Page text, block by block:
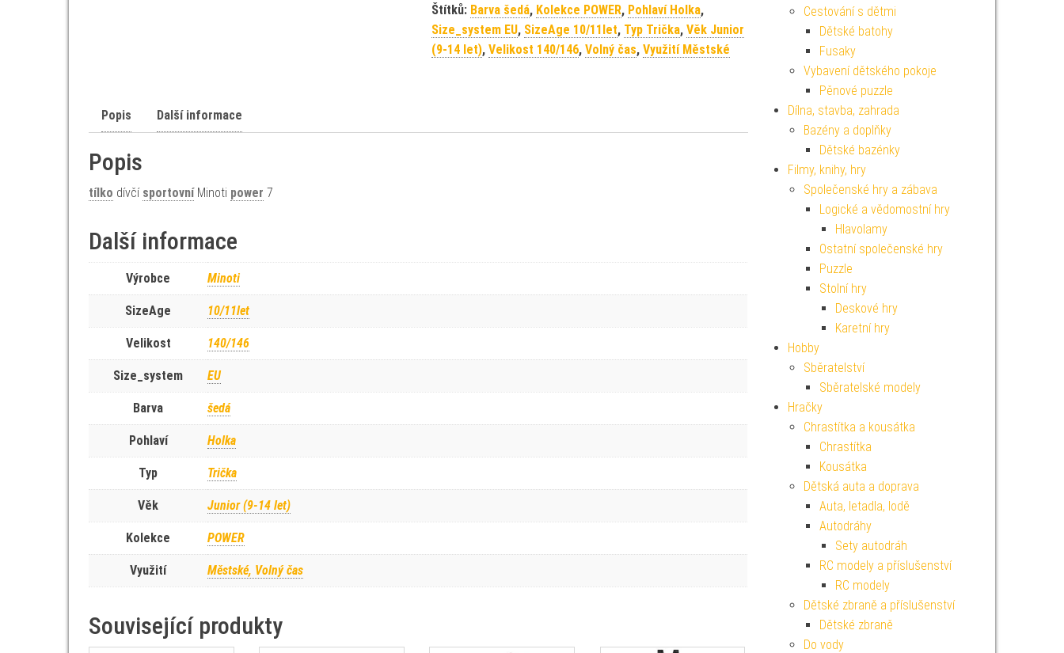
Štítků: Barva šedá, Kolekce POWER, Pohlaví Holka,
Size_system EU, SizeAge 10/11let, Typ Trička, Věk Junior
(9-14 let), Velikost 140/146, Volný čas, Využití Městské
Popis Další informace
Popis
tílko dívčí sportovníMinoti power 7
Další informace
Výrobce Minoti
SizeAge 10/11let
Velikost 140/146
Size_system EU
Barva šedá
Pohlaví Holka
Typ Trička
Věk Junior (9-14 let)
Kolekce POWER
Využití Městské, Volný čas
Související produkty
Cestování s dětmi
Dětské batohy
Fusaky
Vybavení dětského pokoje
Pěnové puzzle
Dílna, stavba, zahrada
Bazény a doplňky
Dětské bazénky
Filmy, knihy, hry
Společenské hry a zábava
Logické a vědomostní hry
Hlavolamy
Ostatní společenské hry
Puzzle
Stolní hry
Deskové hry
Karetní hry
Hobby
Sběratelství
Sběratelské modely
Hračky
Chrastítka a kousátka
Chrastítka
Kousátka
Dětská auta a doprava
Auta, letadla, lodě
Autodráhy
Sety autodráh
RC modely a příslušenství
RC modely
Dětské zbraně a příslušenství
Dětské zbraně
Do vody